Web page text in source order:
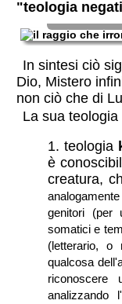
"teologia
attuale
conoscenza.
In sintesi ciò
Dio, Mistero
non ciò che di
La sua
teologia
è
creatura,
genitori
somatici e
(letterario, o
qualcosa
riconoscere
analizzando